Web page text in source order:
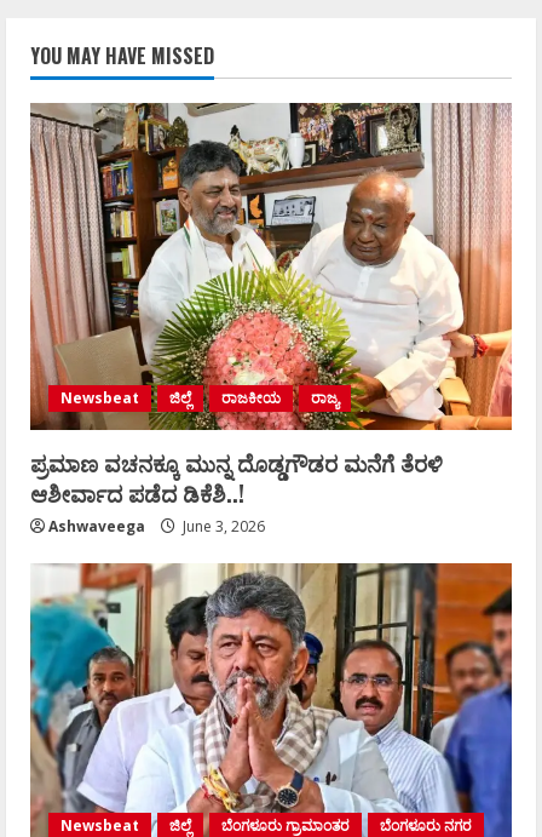
YOU MAY HAVE MISSED
Newsbeat ಜಿಲ್ಲೆ ರಾಜಕೀಯ ರಾಜ್ಯ
ಪ್ರಮಾಣ ವಚನಕ್ಕೂ ಮುನ್ನ ದೊಡ್ಡಗೌಡರ ಮನೆಗೆ ತೆರಳಿ
ಆಶೀರ್ವಾದ ಪಡೆದ ಡಿಕೆಶಿ..!
Ashwaveega June 3, 2026
Newsbeat ಜಿಲ್ಲೆ ಬೆಂಗಳೂರು ಗ್ರಾಮಾಂತರ
ಬೆಂಗಳೂರು ನಗರ